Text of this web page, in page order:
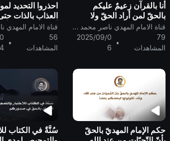
أنا بالقرآن زعيمٌ عليكم
بالحقّ لمن أراد الحقّ ولا
أقول على الله غير الحقّ ..
قناة الامام المهدي ناصر محمد اليماني
79
المشاهدات
•
2025/09/0
6
احذروا التحديد
العذاب بالذات حتى
أنفسكم وتفتنوا
التصديق بالحقّ ..
56
المشاهدات
•
4
حكم الإمام المهديّ بالحقّ
سُنَّةٌ في الكتاب